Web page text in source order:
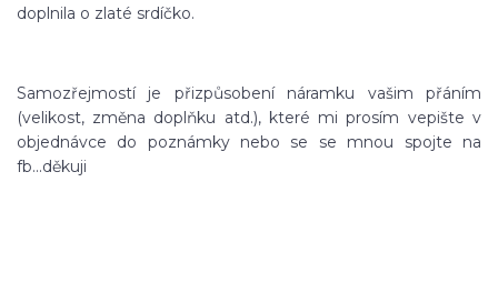
doplnila o zlaté srdíčko.
Samozřejmostí je přizpůsobení náramku vašim přáním
(velikost, změna doplňku atd.), které mi prosím vepište v
objednávce do poznámky nebo se se mnou spojte na
fb...děkuji